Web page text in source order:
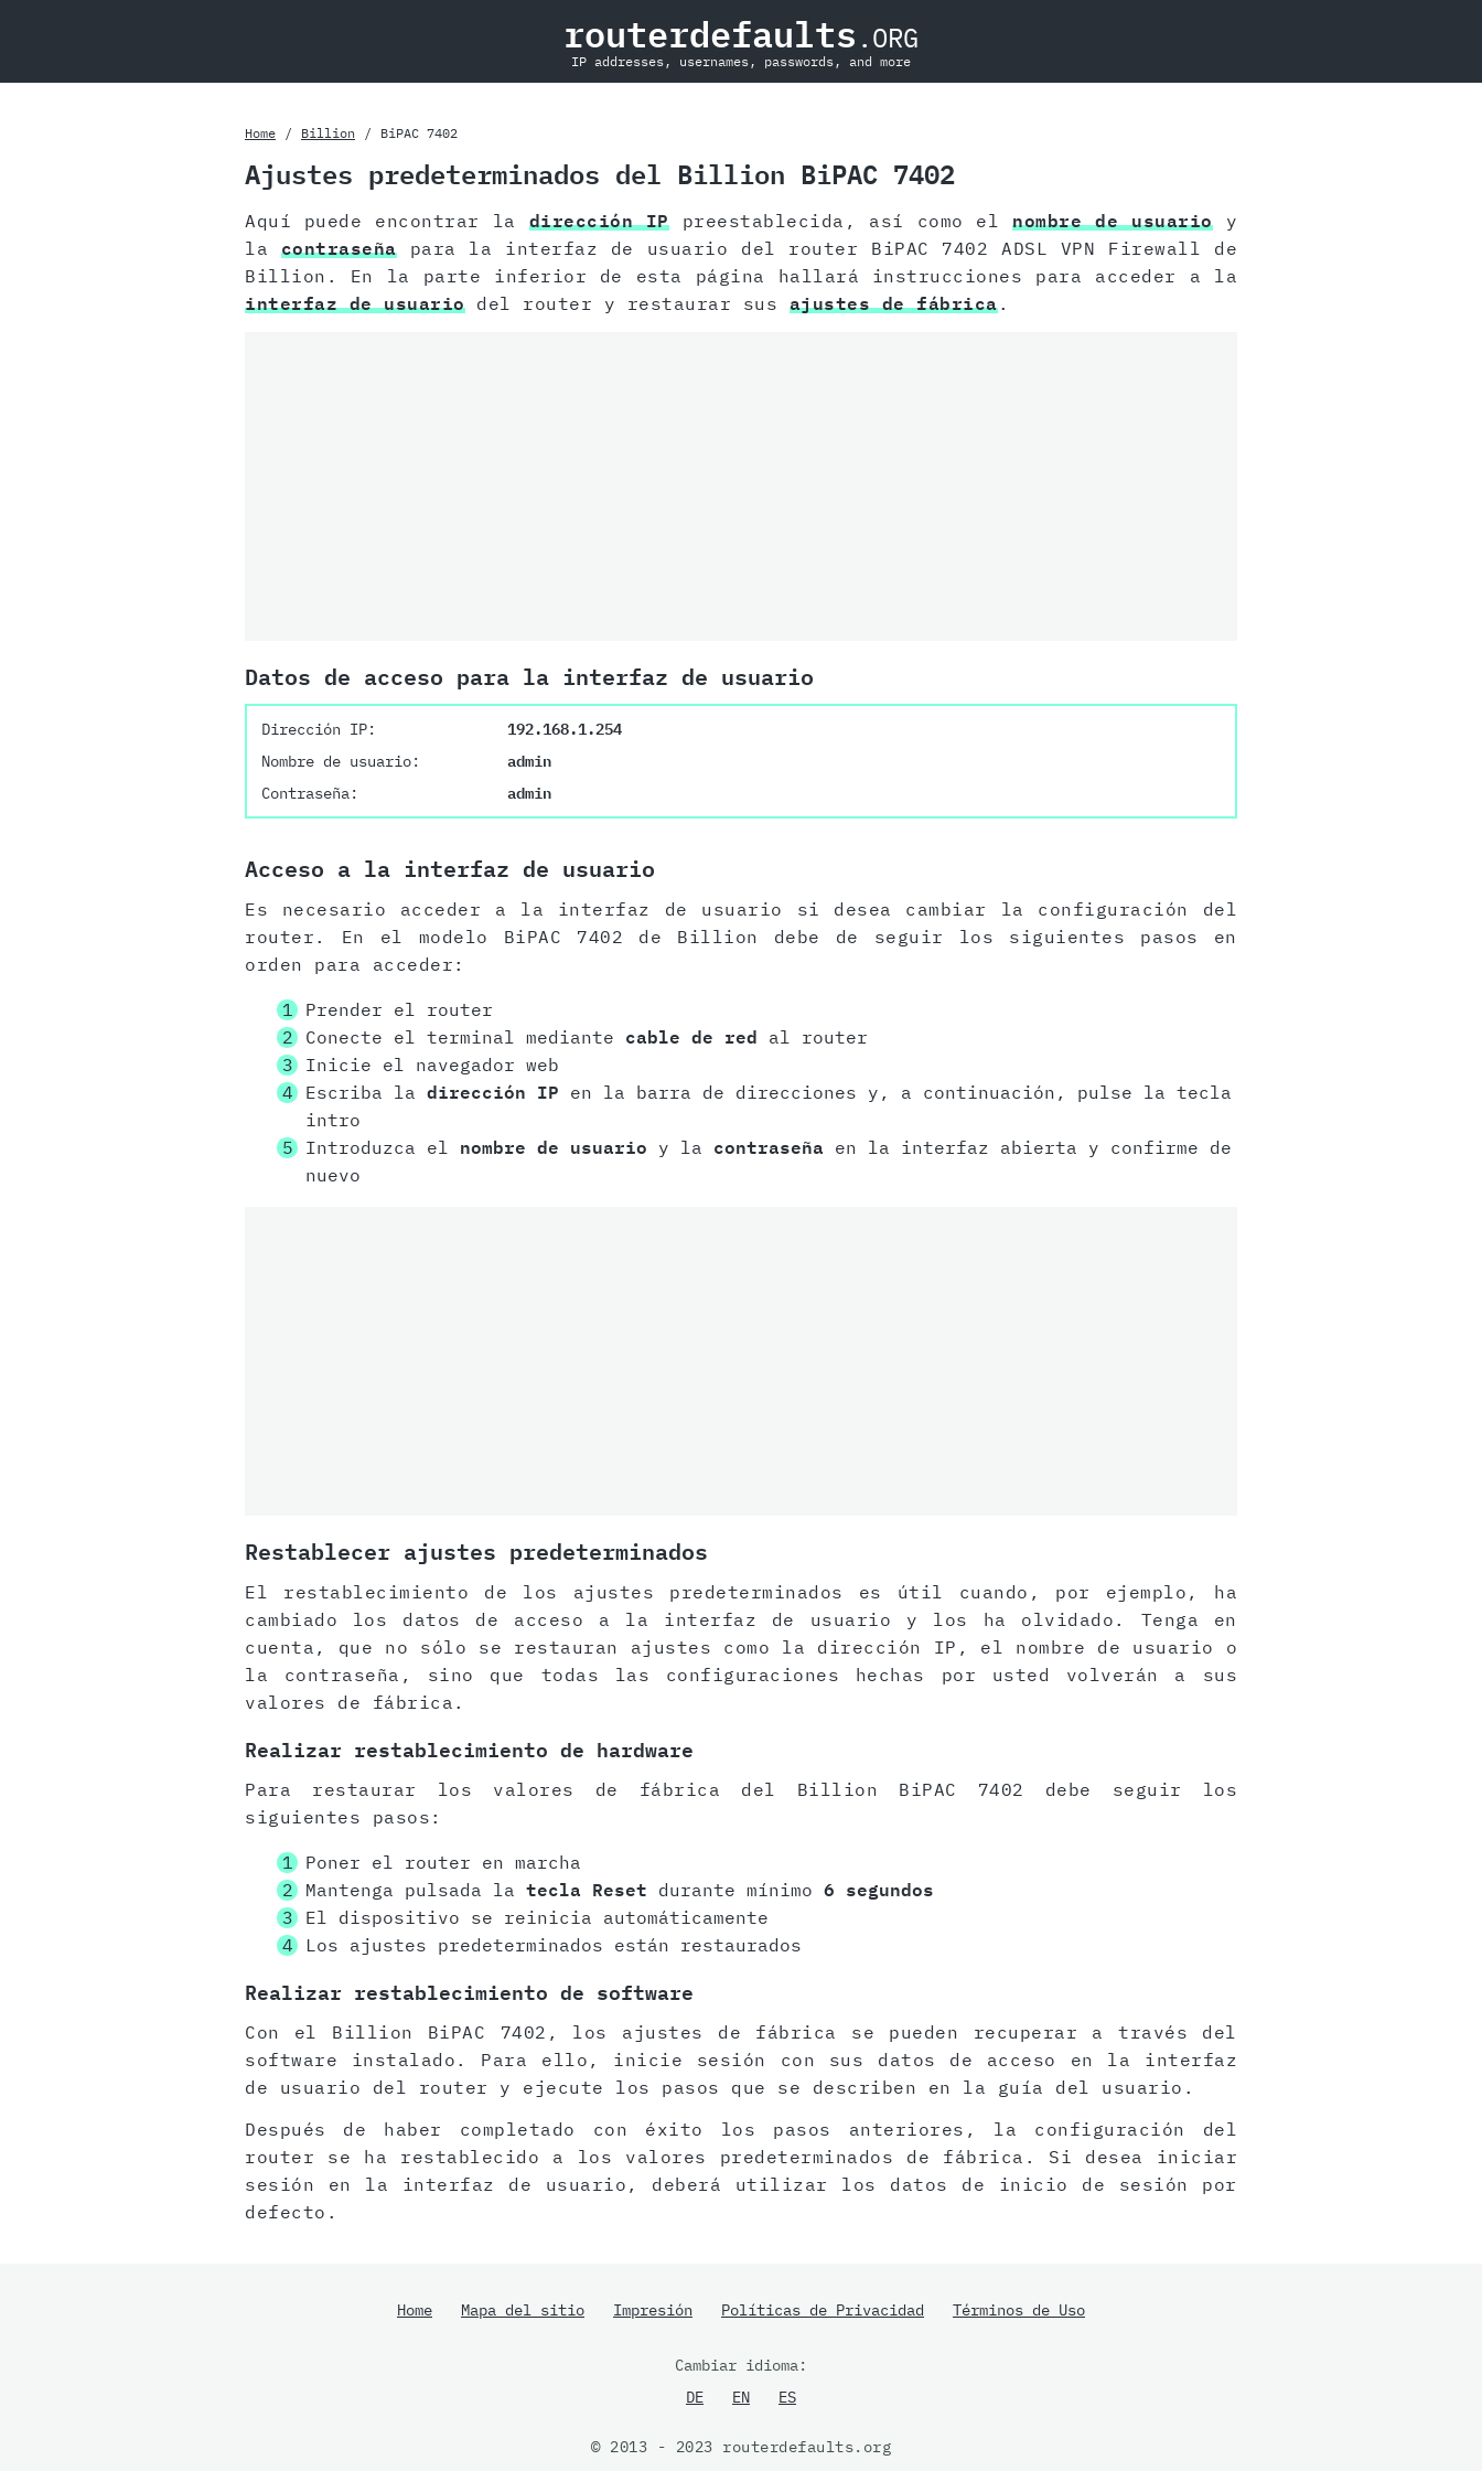
routerdefaults .ORG
IP addresses, usernames, passwords, and more
Home Billion BiPAC 7402
Ajustes predeterminados del Billion BiPAC 7402
Aquí puede encontrar la dirección IPpreestablecida, así como elnombre de usuarioy
la contraseñapara la interfaz de usuario del router BiPAC 7402 ADSL VPN Firewall de
Billion. En la parte inferior de esta página hallará instrucciones para acceder a la
interfaz de usuariodel router y restaurar sus ajustes de fábrica.
Datos de acceso para la interfaz de usuario
Dirección IP:
192.168.1.254
Nombre de usuario:
admin
Contraseña:
admin
Acceso a la interfaz de usuario
Es necesario acceder a la interfaz de usuario si desea cambiar la configuración del
router. En el modelo BiPAC 7402 de Billion debe de seguir los siguientes pasos en
orden para acceder:
Prender el router
Conecte el terminal mediante cable de red al router
Inicie el navegador web
Escriba la dirección IP en la barra de direcciones y, a continuación, pulse la tecla
intro
Introduzca el nombre de usuario y la contraseña en la interfaz abierta y confirme de
nuevo
Restablecer ajustes predeterminados
El restablecimiento de los ajustes predeterminados es útil cuando, por ejemplo, ha
cambiado los datos de acceso a la interfaz de usuario y los ha olvidado. Tenga en
cuenta, que no sólo se restauran ajustes como la dirección IP, el nombre de usuario o
la contraseña, sino que todas las configuraciones hechas por usted volverán a sus
valores de fábrica.
Realizar restablecimiento de hardware
Para restaurar los valores de fábrica del Billion BiPAC 7402 debe seguir los
siguientes pasos:
Poner el router en marcha
Mantenga pulsada la tecla Reset durante mínimo 6 segundos
El dispositivo se reinicia automáticamente
Los ajustes predeterminados están restaurados
Realizar restablecimiento de software
Con el Billion BiPAC 7402, los ajustes de fábrica se pueden recuperar a través del
software instalado. Para ello, inicie sesión con sus datos de acceso en la interfaz
de usuario del router y ejecute los pasos que se describen en la guía del usuario.
Después de haber completado con éxito los pasos anteriores, la configuración del
router se ha restablecido a los valores predeterminados de fábrica. Si desea iniciar
sesión en la interfaz de usuario, deberá utilizar los datos de inicio de sesión por
defecto.
Home Mapa del sitio Impresión Políticas de Privacidad Términos de Uso
Cambiar idioma:
DE
EN ES
© 2013 - 2023 routerdefaults.org